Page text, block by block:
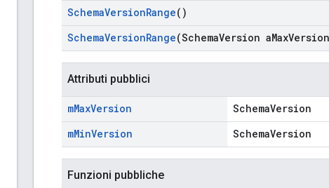
SchemaVersionRange()
SchemaVersionRange(SchemaVersion aMaxVersion
Attributi pubblici
mMaxVersion
SchemaVersion
mMinVersion SchemaVersion
Funzioni pubbliche